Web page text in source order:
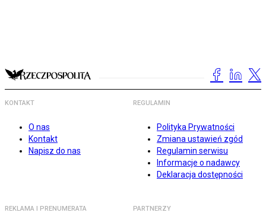
KONTAKT
O nas
Kontakt
Napisz do nas
REGULAMIN
Polityka Prywatności
Zmiana ustawień zgód
Regulamin serwisu
Informacje o nadawcy
Deklaracja dostępności
REKLAMA I PRENUMERATA PARTNERZY